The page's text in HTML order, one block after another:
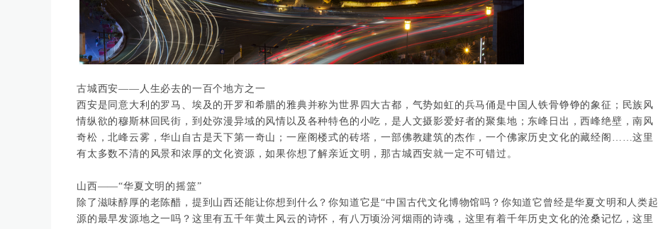
古城西安——人生必去的一百个地方之一
西安是同意大利的罗马、埃及的开罗和希腊的雅典并称为世界四大古都，气势如虹的兵马俑是中国人铁骨铮铮的象征；民族风
情纵欲的穆斯林回民街，到处弥漫异域的风情以及各种特色的小吃，是人文摄影爱好者的聚集地；东峰日出，西峰绝壁，南风
奇松，北峰云雾，华山自古是天下第一奇山；一座阁楼式的砖塔，一部佛教建筑的杰作，一个佛家历史文化的藏经阁 ……这里
有太多数不清的风景和浓厚的文化资源，如果你想了解亲近文明，那古城西安就一定不可错过。
山西——“华夏文明的摇篮”
除了滋味醇厚的老陈醋，提到山西还能让你想到什么？你知道它是“中国古代文化博物馆吗？你知道它曾经是华夏文明和人类起
源的最早发源地之一吗？这里有五千年黄土风云的诗怀，有八万顷汾河烟雨的诗魂，这里有着千年历史文化的沧桑记忆，这里